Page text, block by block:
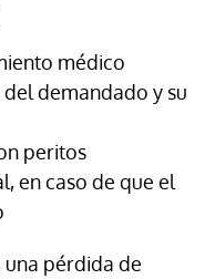
médico
demandado y su
peritos
en caso de que el
una pérdida de